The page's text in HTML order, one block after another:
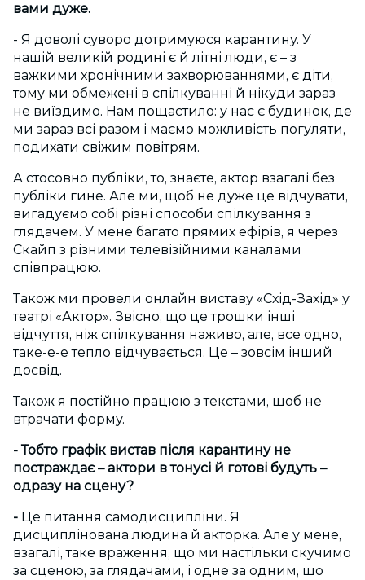
вами дуже.
- Я доволі суворо дотримуюся карантину. У
нашій великій родині є й літні люди, є – з
важкими хронічними захворюваннями, є діти,
тому ми обмежені в спілкуванні й нікуди зараз
не виїздимо. Нам пощастило: у нас є будинок, де
ми зараз всі разом і маємо можливість погуляти,
подихати свіжим повітрям.
А стосовно публіки, то, знаєте, актор взагалі без
публіки гине. Але ми, щоб не дуже це відчувати,
вигадуємо собі різні способи спілкування з
глядачем. У мене багато прямих ефірів, я через
Скайп з різними телевізійними каналами
співпрацюю.
Також ми провели онлайн виставу «Схід-Захід» у
театрі «Актор». Звісно, що це трошки інші
відчуття, ніж спілкування наживо, але, все одно,
таке-е-е тепло відчувається. Це – зовсім інший
досвід.
Також я постійно працюю з текстами, щоб не
втрачати форму.
- Тобто графік вистав після карантину не
постраждає – актори в тонусі й готові будуть –
одразу на сцену?
- Це питання самодисципліни. Я
дисциплінована людина й акторка. Але у мене,
взагалі, таке враження, що ми настільки скучимо
за сценою, за глядачами, і одне за одним, що